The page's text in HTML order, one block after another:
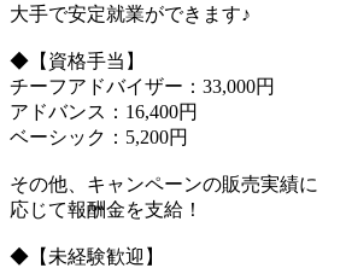
大手で安定就業ができます♪
◆【資格手当】
チーフアドバイザー：33,000円
アドバンス：16,400円
ベーシック：5,200円
その他、キャンペーンの販売実績に
応じて報酬金を支給！
◆【未経験歓迎】